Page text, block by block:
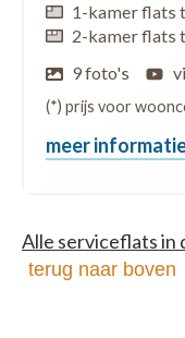
1-kamer flats
2-kamer flats
9 foto's
(*) prijs voor
meer
Alle serviceflats in
terug naar boven